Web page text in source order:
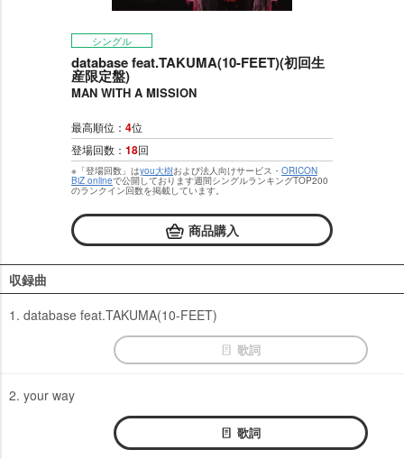
シングル
database feat.TAKUMA(10-FEET)(初回生
産限定盤)
MAN WITH A MISSION
最高順位： 4位
登場回数： 18回
※「登場回数」はyou大樹および法人向けサービス・ ORICON
BiZ onlineで公開しております週間シングルランキングTOP200
のランクイン回数を掲載しています。
商品購入
収録曲
1. database feat.TAKUMA(10-FEET)
歌詞
2. your way
歌詞